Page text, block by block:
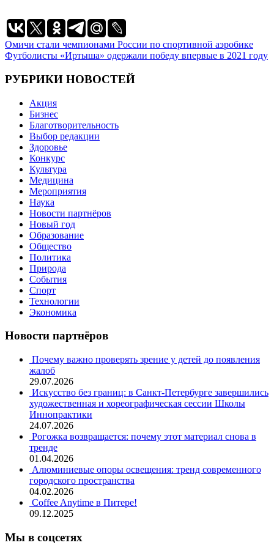
Навигация
по
записям
Омичи стали чемпионами России по спортивной аэробике
Футболисты «Иртыша» одержали победу впервые в 2021 году
РУБРИКИ НОВОСТЕЙ
Акция
Бизнес
Благотворительность
Выбор редакции
Здоровье
Конкурс
Культура
Медицина
Мероприятия
Наука
Новости партнёров
Новый год
Образование
Общество
Политика
Природа
События
Спорт
Технологии
Экономика
Новости партнёров
Почему важно проверять зрение у детей до появления
жалоб
29.07.2026
Искусство без границ: в Санкт-Петербурге завершились
художественная и хореографическая сессии Школы
Иннопрактики
24.07.2026
Рогожка возвращается: почему этот материал снова в
тренде
01.04.2026
Алюминиевые опоры освещения: тренд современного
городского пространства
04.02.2026
Coffee Anytime в Питере!
09.12.2025
Мы в соцсетях